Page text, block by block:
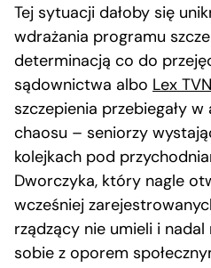
Tej sytuacji dałoby się
wdrażania programu
determinacją co do
sądownictwa albo Lex TVN
szczepienia przebiegały
chaosu – seniorzy
kolejkach pod
Dworczyka, który nagle
wcześniej
rządzący nie umieli i
sobie z oporem